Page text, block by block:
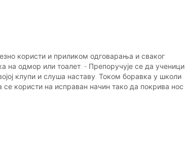
користи и приликом одговарања и сваког
на одмор или тоалет. - Препоручује се да ученици
клупи и слуша наставу. Током боравка у школи
користи на исправан начин тако да покрива нос